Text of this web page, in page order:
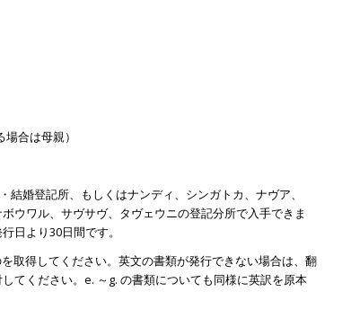
合は母親）
婚登記所、もしくはナンディ、シンガトカ、ナヴア、
ウワル、サヴサヴ、タヴェウニの登記分所で入手できま
日より30日間です。
取得してください。英文の書類が発行できない場合は、翻
てください。e. ～g. の書類についても同様に英訳を原本